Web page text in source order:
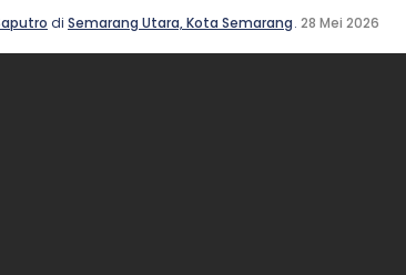
di Semarang Utara, Kota Semarang. 28 Mei 2026